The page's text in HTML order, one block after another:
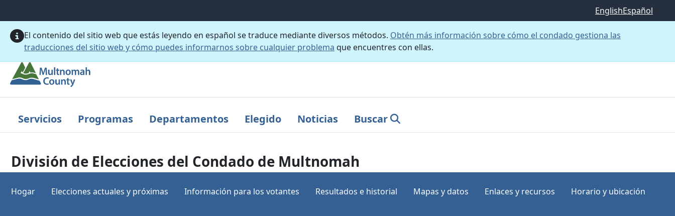
EnglishEspañol
El contenido del sitio web que estás leyendo en español se traduce mediante diversos métodos. Obtén más información sobre cómo el condado gestiona las
traducciones del sitio web y cómo puedes informarnos sobre cualquier problema que encuentres con ellas.
Servicios Programas Departamentos Elegido Noticias Buscar
División de Elecciones del Condado de Multnomah
Hogar Elecciones actuales y próximas Información para los votantes Resultados e historial Mapas y datos Enlaces y recursos Horario y ubicación